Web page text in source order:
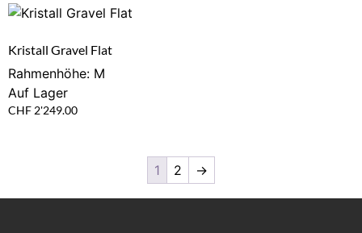
Kristall Gravel Flat
Rahmenhöhe: M
Auf Lager
CHF 2'249.00
1 2 →